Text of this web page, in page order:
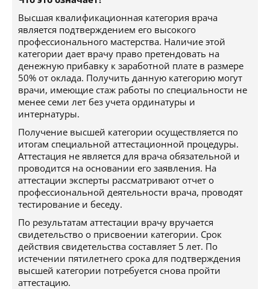
Высшая квалификационная категория врача
является подтверждением его высокого
профессионального мастерства. Наличие этой
категории дает врачу право претендовать на
денежную прибавку к заработной плате в размере
50% от оклада. Получить данную категорию могут
врачи, имеющие стаж работы по специальности не
менее семи лет без учета ординатуры и
интернатуры.
Получение высшей категории осуществляется по
итогам специальной аттестационной процедуры.
Аттестация не является для врача обязательной и
проводится на основании его заявления. На
аттестации эксперты рассматривают отчет о
профессиональной деятельности врача, проводят
тестирование и беседу.
По результатам аттестации врачу вручается
свидетельство о присвоении категории. Срок
действия свидетельства составляет 5 лет. По
истечении пятилетнего срока для подтверждения
высшей категории потребуется снова пройти
аттестацию.